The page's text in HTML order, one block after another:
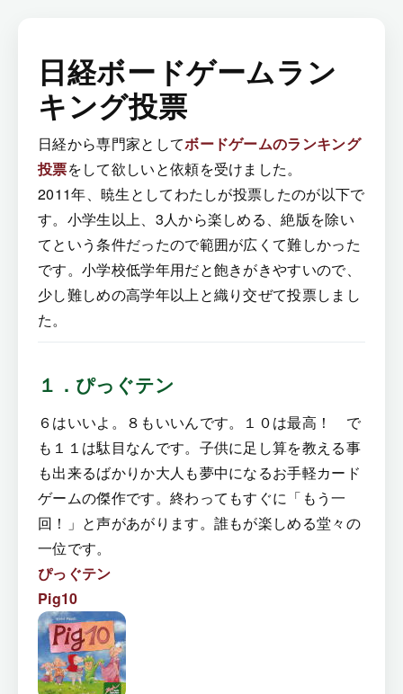
日経ボードゲームラン
キング投票
日経から専門家としてボードゲームのランキング
投票をして欲しいと依頼を受けました。
2011年、暁生としてわたしが投票したのが以下で
す。小学生以上、3人から楽しめる、絶版を除い
てという条件だったので範囲が広くて難しかった
です。小学校低学年用だと飽きがきやすいので、
少し難しめの高学年以上と織り交ぜて投票しまし
た。
１．ぴっぐテン
６はいいよ。８もいいんです。１０は最高！ で
も１１は駄目なんです。子供に足し算を教える事
も出来るばかりか大人も夢中になるお手軽カード
ゲームの傑作です。終わってもすぐに「もう一
回！」と声があがります。誰もが楽しめる堂々の
一位です。
ぴっぐテン
Pig10